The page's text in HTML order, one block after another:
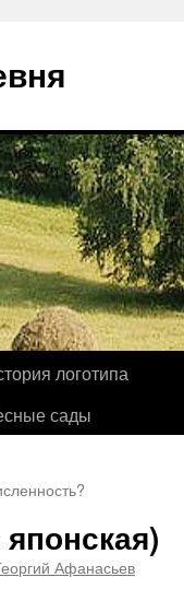
логотипа
сады
Афанасьев